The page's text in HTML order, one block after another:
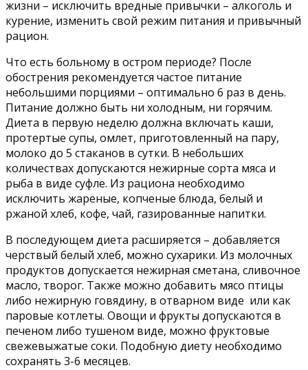
жизни – исключить вредные привычки – алкоголь и
курение, изменить свой режим питания и привычный
рацион.
Что есть больному в остром периоде? После
обострения рекомендуется частое питание
небольшими порциями – оптимально 6 раз в день.
Питание должно быть ни холодным, ни горячим.
Диета в первую неделю должна включать каши,
протертые супы, омлет, приготовленный на пару,
молоко до 5 стаканов в сутки. В небольших
количествах допускаются нежирные сорта мяса и
рыба в виде суфле. Из рациона необходимо
исключить жареные, копченые блюда, белый и
ржаной хлеб, кофе, чай, газированные напитки.
В последующем диета расширяется – добавляется
черствый белый хлеб, можно сухарики. Из молочных
продуктов допускается нежирная сметана, сливочное
масло, творог. Также можно добавить мясо птицы
либо нежирную говядину, в отварном виде или как
паровые котлеты. Овощи и фрукты допускаются в
печеном либо тушеном виде, можно фруктовые
свежевыжатые соки. Подобную диету необходимо
сохранять 3-6 месяцев.